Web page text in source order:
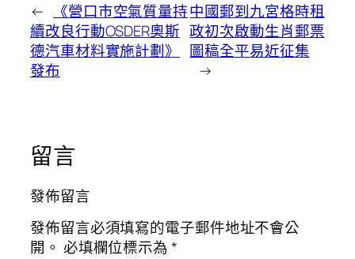
←
《營口市空氣質量持
續改良行動OSDER奧斯
德汽車材料實施計劃》
發布
中國郵到九宮格時租
政初次啟動生肖郵票
圖稿全平易近征集
→
留言
發佈留言
發佈留言必須填寫的電子郵件地址不會公
開。 必填欄位標示為*